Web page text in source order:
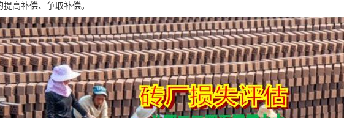
高补偿、争取补偿。